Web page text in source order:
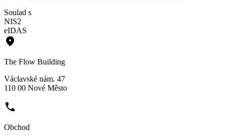
Soulad s
NIS2
eIDAS
place
The Flow Building
Václavské nám. 47
110 00 Nové Město
phone
Obchod